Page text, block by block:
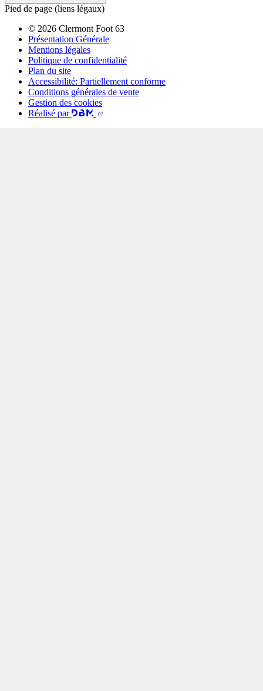
Pied de page (liens légaux)
© 2026 Clermont Foot 63
Présentation Générale
Mentions légales
Politique de confidentialité
Plan du site
Accessibilité: Partiellement conforme
Conditions générales de vente
Gestion des cookies
Réalisé par